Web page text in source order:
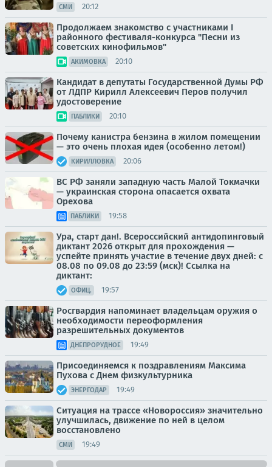
СМИ 20:12
Продолжаем знакомство с участниками I
районного фестиваля-конкурса "Песни из
советских кинофильмов"
АКИМОВКА 20:10
Кандидат в депутаты Государственной Думы РФ
от ЛДПР Кирилл Алексеевич Перов получил
удостоверение
ПАБЛИКИ 20:10
Почему канистра бензина в жилом помещении
— это очень плохая идея (особенно летом!)
КИРИЛЛОВКА 20:06
ВС РФ заняли западную часть Малой Токмачки
— украинская сторона опасается охвата
Орехова
ПАБЛИКИ 19:58
Ура, старт дан!. Всероссийский антидопинговый
диктант 2026 открыт для прохождения —
успейте принять участие в течение двух дней: с
08.08 по 09.08 до 23:59 (мск)! Ссылка на
диктант:
ОФИЦ. 19:57
Росгвардия напоминает владельцам оружия о
необходимости переоформления
разрешительных документов
ДНЕПРОРУДНОЕ 19:49
Присоединяемся к поздравлениям Максима
Пухова с Днем физкультурника
ЭНЕРГОДАР 19:49
Ситуация на трассе «Новороссия» значительно
улучшилась, движение по ней в целом
восстановлено
СМИ 19:49